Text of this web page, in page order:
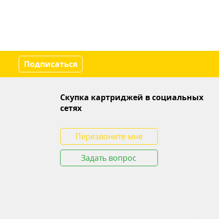
Подписаться
Скупка картриджей в социальных
сетях
Перезвоните мне
Задать вопрос